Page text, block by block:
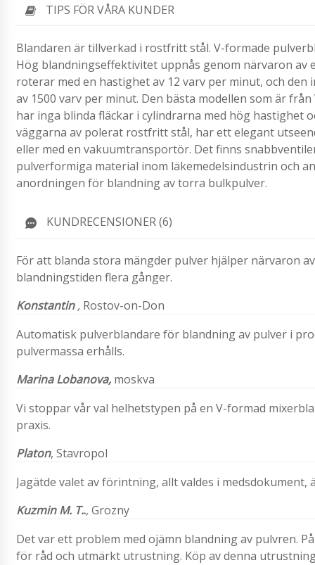
TIPS FÖR VÅRA KUNDER
Blandaren är tillverkad i rostfritt stål. V-formade
Hög blandningseffektivitet uppnås genom närvaron
roterar med en hastighet av 12 varv per minut, och
av 1500 varv per minut. Den bästa modellen som är
har inga blinda fläckar i cylindrarna med hög hastighet
väggarna av polerat rostfritt stål, har ett elegant
eller med en vakuumtransportör. Det finns
pulverformiga material inom läkemedelsindustrin och
anordningen för blandning av torra bulkpulver.
KUNDRECENSIONER (6)
För att blanda stora mängder pulver hjälper närvaron
blandningstiden flera gånger.
Konstantin, Rostov-on-Don
Automatisk pulverblandare för blandning av pulver i
pulvermassa erhålls.
Marina Lobanova, moskva
Vi stoppar vår val helhetstypen på en V-formad
praxis.
Platon, Stavropol
Jagätde valet av förintning, allt valdes i
Kuzmin M. T..,Grozny
Det var ett problem med ojämn blandning av pulvren.
för råd och utmärkt utrustning. Köp av denna